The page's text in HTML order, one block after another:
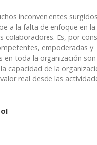
inconvenientes
a la falta de enfoque en la
colaboradores. Es, por
empoderadas y
en toda la organización son
capacidad de la
real desde las